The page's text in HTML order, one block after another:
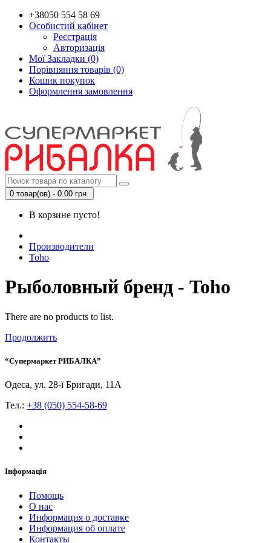
+38050 554 58 69
Особистий кабінет
Реєстрація
Авторизація
Мої Закладки (0)
Порівняння товарів (0)
Кошик покупок
Оформлення замовлення
0 товар(ов) - 0.00 грн.
В корзине пусто!
Производители
Toho
Рыболовный бренд - Toho
There are no products to list.
Продолжить
“Супермаркет РИБАЛКА”
Одеса, ул. 28-ї Бригади, 11А
Тел.: +38 (050) 554-58-69
Інформація
Помощь
О нас
Информация о доставке
Информация об оплате
Контакты